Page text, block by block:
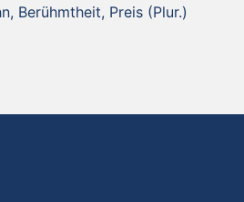
Berühmtheit, Preis (Plur.)